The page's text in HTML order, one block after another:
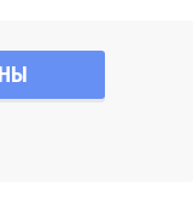
с обеих сторон
каучука
Также